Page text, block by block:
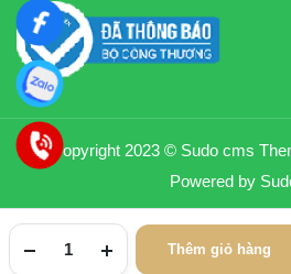
Thêm giỏ hàng
Copyright 2023 © Sudo cms
Powered by